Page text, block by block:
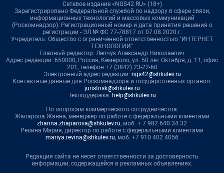
Сетевое издание «NGS42.RU» (18+)
Зарегистрировано Федеральной службой по надзору в сфере связи,
информационных технологий и массовых коммуникаций
(Роскомнадзор). Регистрационный номер и дата принятия решения о
регистрации - ЭЛ № ФС 77-78817 от 07.08.2020 г.
Учредитель: Общество с ограниченной ответственностью "ИНТЕРНЕТ
ТЕХНОЛОГИИ"
Главный редактор: Левчук Александр Николаевич
Адрес редакции: 650000, Россия, Кемерово, ул. 50 лет Октября, д. 11, офис
201, телефон +7 (3842) 23-22-60
Электронный адрес редакции: ngs42@shkulev.ru
Контактные данные для Роскомнадзора и государственных органов:
juristnsk@shkulev.ru
Техподдержка: help@shkulev.ru
По вопросам коммерческого сотрудничества:
Жапарова Жанна, менеджер по работе с федеральными клиентами
zhanna.zhaparova@shkulev.ru, моб. + 7 982 640 34 32
Ревина Мария, директор по работе с федеральными клиентами
mariya.revina@shkulev.ru, моб. +7 910 402 4056
Редакция сайта не несет ответственности за достоверность
информации, содержащейся в рекламных объявлениях.